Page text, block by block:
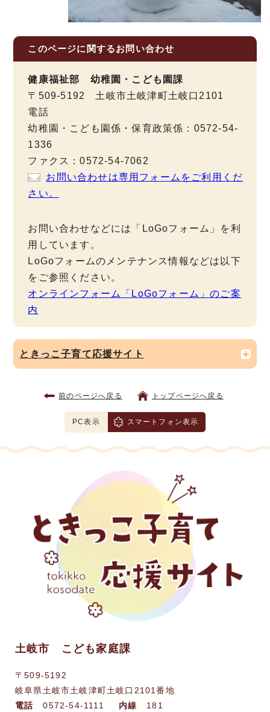
このページに関するお問い合わせ
健康福祉部 幼稚園・こども園課
〒509-5192 土岐市土岐津町土岐口2101
電話
幼稚園・こども園係・保育政策係：0572-54-
1336
ファクス：0572-54-7062
お問い合わせは専用フォームをご利用くだ
さい。
お問い合わせなどには「LoGoフォーム」を利
用しています。
LoGoフォームのメンテナンス情報などは以下
をご参照ください。
オンラインフォーム「LoGoフォーム」のご案
内
ときっこ子育て応援サイト
前のページへ戻る トップページへ戻る
PC表示 スマートフォン表示
土岐市 こども家庭課
〒509-5192
岐阜県土岐市土岐津町土岐口2101番地
電話
0572-54-1111 内線 181